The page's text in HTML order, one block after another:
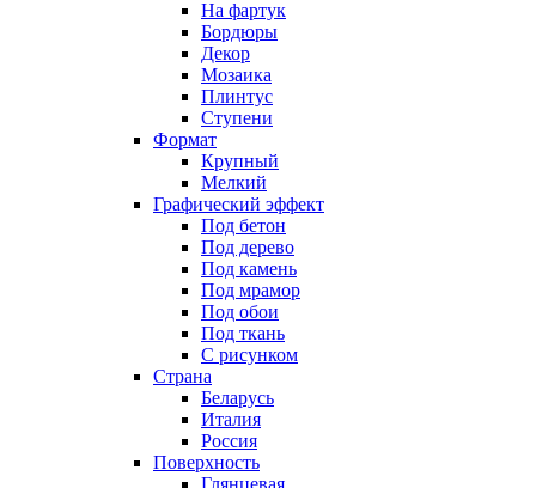
На фартук
Бордюры
Декор
Мозаика
Плинтус
Ступени
Формат
Крупный
Мелкий
Графический эффект
Под бетон
Под дерево
Под камень
Под мрамор
Под обои
Под ткань
С рисунком
Страна
Беларусь
Италия
Россия
Поверхность
Глянцевая